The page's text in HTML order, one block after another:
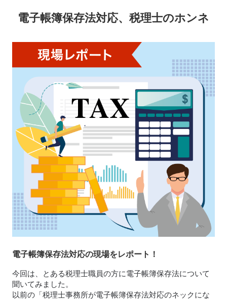
電子帳簿保存法対応、税理士のホンネ
電子帳簿保存法対応の現場をレポート！
今回は、とある税理士職員の方に電子帳簿保存法について
聞いてみました。
以前の「税理士事務所が電子帳簿保存法対応のネックにな